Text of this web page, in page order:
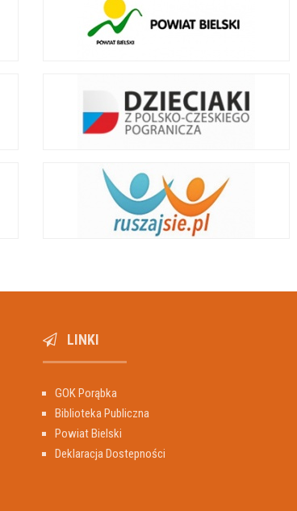
LINKI
GOK Porąbka
Biblioteka Publiczna
Powiat Bielski
Deklaracja Dostepności